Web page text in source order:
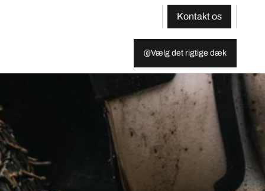
Kontakt os
Vælg det rigtige dæk